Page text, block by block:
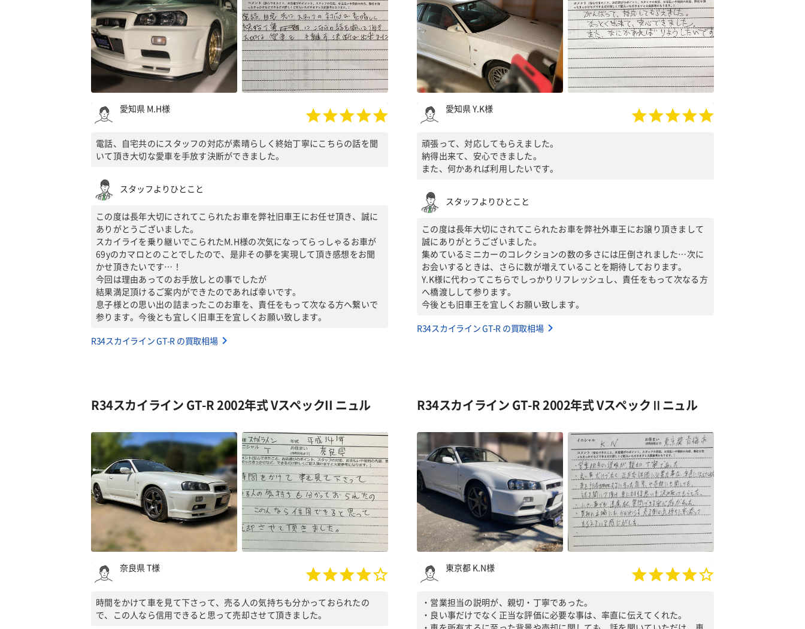
愛知県 M.H様
電話、自宅共のにスタッフの対応が素晴らしく終始丁寧にこちらの話を聞
いて頂き大切な愛車を手放す決断ができました。
スタッフよりひとこと
この度は長年大切にされてこられたお車を弊社旧車王にお任せ頂き、誠に
ありがとうございました。
スカイライを乗り継いでこられたM.H様の次気になってらっしゃるお車が
69yのカマロとのことでしたので、是非その夢を実現して頂き感想をお聞
かせ頂きたいです…！
今回は理由あってのお手放しとの事でしたが
結果満足頂けるご案内ができたのであれば幸いです。
息子様との思い出の詰まったこのお車を、責任をもって次なる方へ繋いで
参ります。今後とも宜しく旧車王を宜しくお願い致します。
R34スカイライン GT-R の買取相場
愛知県 Y.K様
頑張って、対応してもらえました。
納得出来て、安心できました。
また、何かあれば利用したいです。
スタッフよりひとこと
この度は長年大切にされてこられたお車を弊社外車王にお譲り頂きまして
誠にありがとうございました。
集めているミニカーのコレクションの数の多さには圧倒されました…次に
お会いするときは、さらに数が増えていることを期待しております。
Y.K様に代わってこちらでしっかりリフレッシュし、責任をもって次なる方
へ橋渡しして参ります。
今後とも旧車王を宜しくお願い致します。
R34スカイライン GT-R の買取相場
R34スカイライン GT-R 2002年式 VスペックII ニュル
奈良県 T様
時間をかけて車を見て下さって、売る人の気持ちも分かっておられたの
で、この人なら信用できると思って売却させて頂きました。
R34スカイライン GT-R 2002年式 VスペックⅡニュル
東京都 K.N様
・営業担当の説明が、親切・丁寧であった。
・良い事だけでなく正当な評価に必要な事は、率直に伝えてくれた。